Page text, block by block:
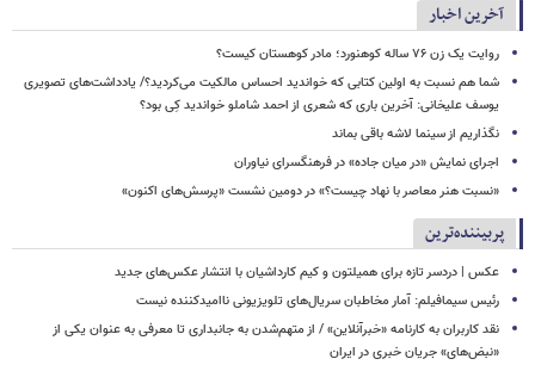
آخرین اخبار
روایت یک زن ۷۶ ساله کوهنورد؛ مادر کوهستان کیست؟
شما هم نسبت به اولین کتابی که خواندید احساس مالکیت می‌کردید؟/ یادداشت‌های تصویری
یوسف علیخانی: آخرین باری که شعری از احمد شاملو خواندید کِی بود؟
نگذاریم از سینما لاشه باقی بماند
اجرای نمایش «در میان جاده» در فرهنگسرای نیاوران
«نسبت هنر معاصر با نهاد چیست؟» در دومین نشست «پرسش‌های اکنون»
پربیننده‌ترین
عکس | دردسر تازه برای همیلتون و کیم کارداشیان با انتشار عکس‌های جدید
رئیس سیمافیلم: آمار مخاطبان سریال‌های تلویزیونی ناامیدکننده نیست
نقد کاربران به کارنامه «خبرآنلاین» / از متهم‌شدن به جانبداری تا معرفی به عنوان یکی از
«نبض‌های» جریان خبری در ایران